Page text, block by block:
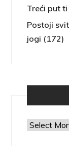
Treći put
Postoji
jogi (172)
Arhiva